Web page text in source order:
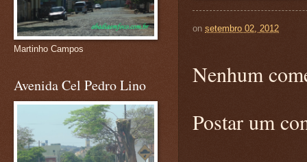
on setembro 02, 2012
Nenhum
Postar um
Martinho Campos
Avenida Cel Pedro Lino